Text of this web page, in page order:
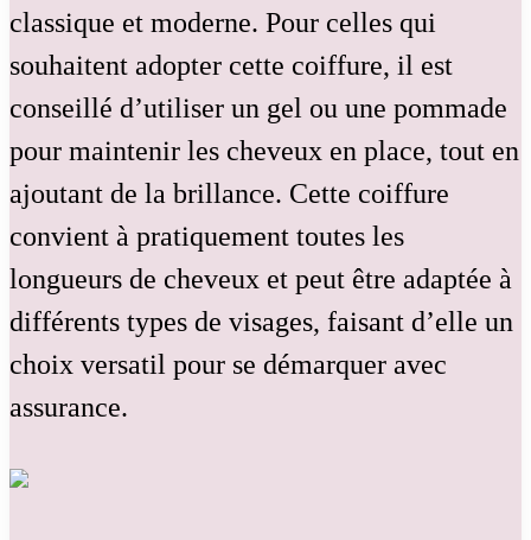
classique et moderne. Pour celles qui
souhaitent adopter cette coiffure, il est
conseillé d’utiliser un gel ou une pommade
pour maintenir les cheveux en place, tout en
ajoutant de la brillance. Cette coiffure
convient à pratiquement toutes les
longueurs de cheveux et peut être adaptée à
différents types de visages, faisant d’elle un
choix versatil pour se démarquer avec
assurance.